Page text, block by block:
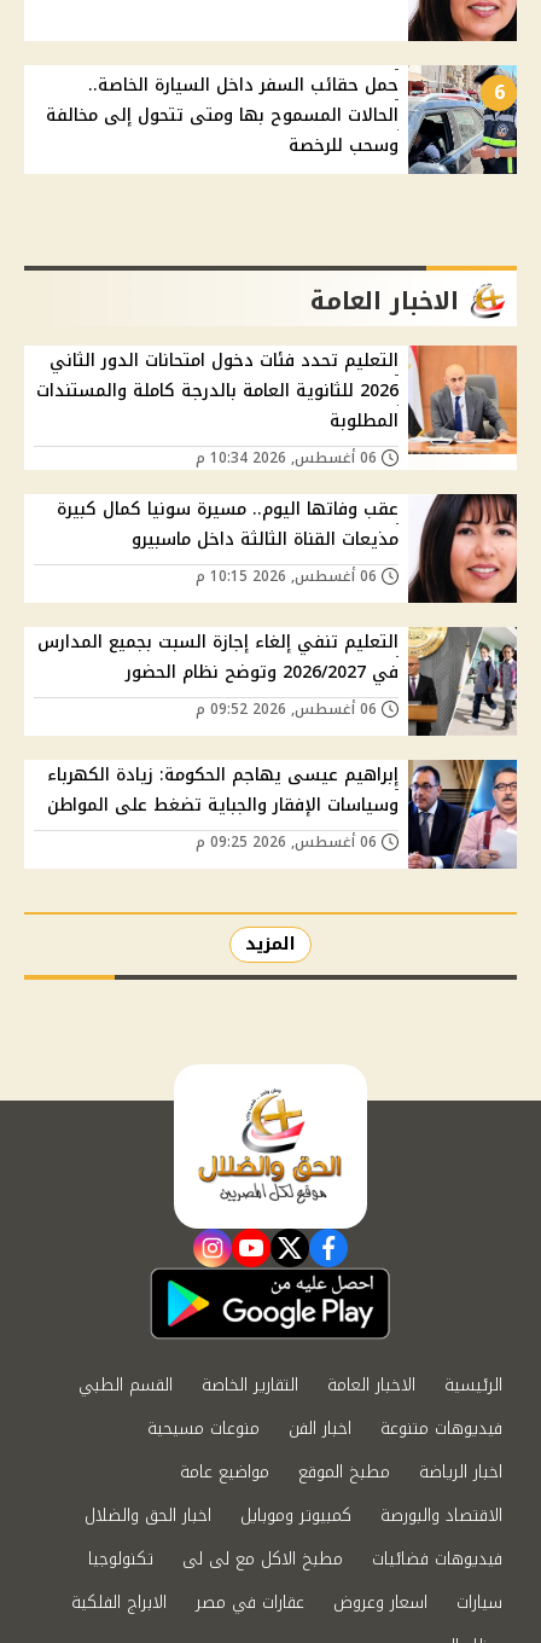
6
حمل حقائب السفر داخل السيارة الخاصة..
الحالات المسموح بها ومتى تتحول إلى مخالفة
وسحب للرخصة
الاخبار العامة
التعليم تحدد فئات دخول امتحانات الدور الثاني
2026 للثانوية العامة بالدرجة كاملة والمستندات
المطلوبة
عقب وفاتها اليوم.. مسيرة سونيا كمال كبيرة
مذيعات القناة الثالثة داخل ماسبيرو
التعليم تنفي إلغاء إجازة السبت بجميع المدارس
في 2026/2027 وتوضح نظام الحضور
إبراهيم عيسى يهاجم الحكومة: زيادة الكهرباء
وسياسات الإفقار والجباية تضغط على المواطن
المزيد
facebook
twitter
youtube
instagram
الرئيسية الاخبار العامة التقارير الخاصة
القسم الطبي
فيديوهات متنوعة
اخبار الفن
منوعات مسيحية
اخبار الرياضة
مطبخ الموقع
مواضيع عامة
الاقتصاد والبورصة
كمبيوتر وموبايل
اخبار الحق والضلال
فيديوهات فضائيات
مطبخ الاكل مع لى لى
تكنولوجيا
سيارات
اسعار وعروض عقارات في مصر
الابراج الفلكية